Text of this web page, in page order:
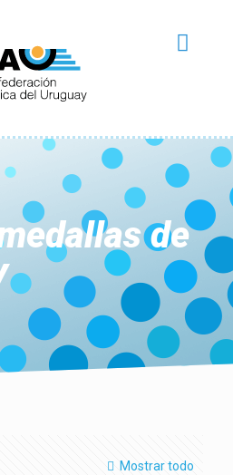
de
Mostrar todo